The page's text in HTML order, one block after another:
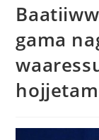
gama